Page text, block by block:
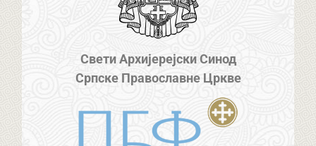
Свети Архијерејски Синод
Српске Православне Цркве